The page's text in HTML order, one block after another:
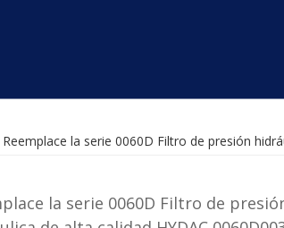
Reemplace la serie 0060D Filtro de presión
la serie 0060D Filtro de